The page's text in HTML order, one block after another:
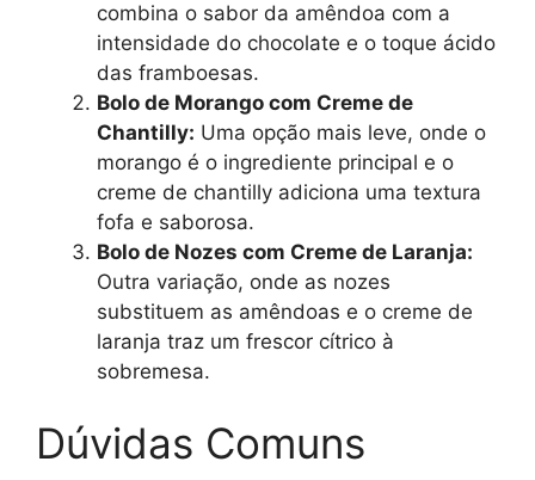
combina o sabor da amêndoa com a
intensidade do chocolate e o toque ácido
das framboesas.
Bolo de Morango com Creme de
Chantilly: Uma opção mais leve, onde o
morango é o ingrediente principal e o
creme de chantilly adiciona uma textura
fofa e saborosa.
Bolo de Nozes com Creme de Laranja:
Outra variação, onde as nozes
substituem as amêndoas e o creme de
laranja traz um frescor cítrico à
sobremesa.
Dúvidas Comuns